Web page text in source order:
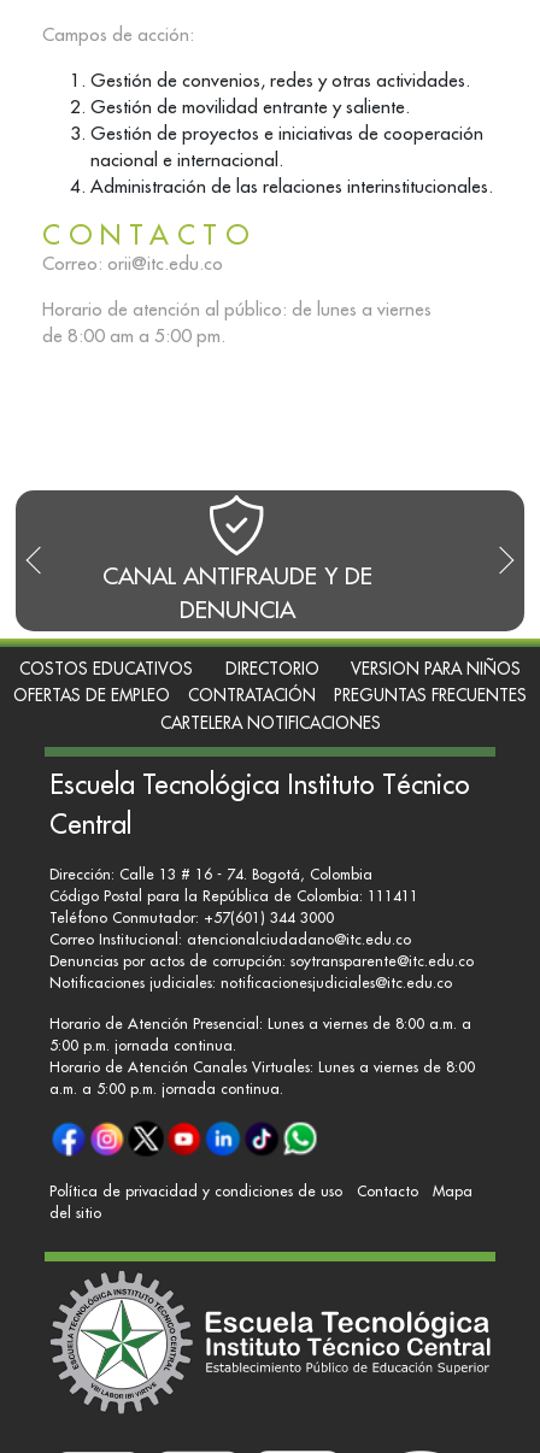
CANAL ANTIFRAUDE Y DE
DENUNCIA
Campos de acción:
Gestión de convenios, redes y otras actividades.
Gestión de movilidad entrante y saliente.
Gestión de proyectos e iniciativas de cooperación
nacional e internacional.
Administración de las relaciones interinstitucionales.
CONTACTO
Correo: orii@itc.edu.co
Horario de atención al público: de lunes a viernes
de 8:00 am a 5:00 pm.
COSTOS EDUCATIVOS DIRECTORIO
VERSION PARA NIÑOS
OFERTAS DE EMPLEO
CONTRATACIÓN
PREGUNTAS FRECUENTES
CARTELERA NOTIFICACIONES
Escuela Tecnológica Instituto Técnico
Central
Dirección: Calle 13 # 16 - 74. Bogotá, Colombia
Código Postal para la República de Colombia: 111411
Teléfono Conmutador: +57(601) 344 3000
Correo Institucional: atencionalciudadano@itc.edu.co
Denuncias por actos de corrupción: soytransparente@itc.edu.co
Notificaciones judiciales: notificacionesjudiciales@itc.edu.co
Horario de Atención Presencial: Lunes a viernes de 8:00 a.m. a
5:00 p.m. jornada continua.
Horario de Atención Canales Virtuales: Lunes a viernes de 8:00
a.m. a 5:00 p.m. jornada continua.
Política de privacidad y condiciones de uso Contacto
Mapa
del sitio